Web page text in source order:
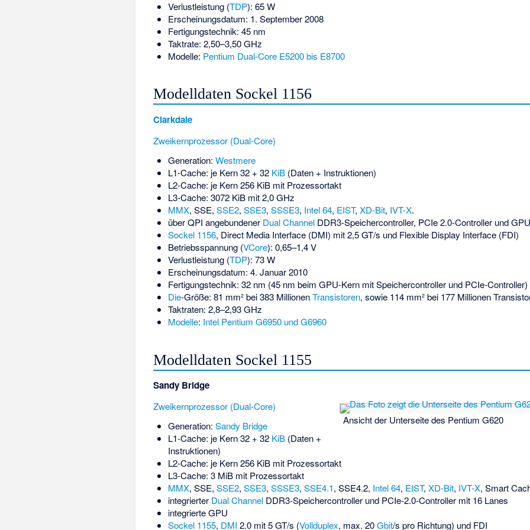
Verlustleistung (TDP): 65 W
Erscheinungsdatum: 1. September 2008
Fertigungstechnik: 45 nm
Taktrate: 2,50–3,50 GHz
Modelle: Pentium Dual-Core E5200 bis E8700
Modelldaten Sockel 1156
Clarkdale
Zweikernprozessor (Dual-Core)
Generation: Westmere
L1-Cache: je Kern 32 + 32 KiB(Daten + Instruktionen)
L2-Cache: je Kern 256 KiB mit Prozessortakt
L3-Cache: 3072 KiB mit 2,0 GHz
MMX, SSE, SSE2, SSE3, SSSE3, Intel 64, EIST, XD-Bit, IVT-X.
über QPI angebundener Dual ChannelDDR3-Speichercontroller, PCIe 2.0-Controller und GPU
Sockel 1156, Direct Media Interface (DMI) mit 2,5 GT/s und Flexible Display Interface (FDI)
Betriebsspannung (VCore): 0,65–1,4 V
Verlustleistung (TDP): 73 W
Erscheinungsdatum: 4. Januar 2010
Fertigungstechnik: 32 nm (45 nm beim GPU-Kern mit Speichercontroller und PCIe-Controller)
Die-Größe: 81 mm² bei 383 MillionenTransistoren, sowie 114 mm² bei 177 Millionen
Taktraten: 2,8–2,93 GHz
Modelle: Intel Pentium G6950 und G6960
Modelldaten Sockel 1155
Sandy Bridge
Ansicht der Unterseite des Pentium G620
Zweikernprozessor (Dual-Core)
Generation: Sandy Bridge
L1-Cache: je Kern 32 + 32 KiB(Daten +
Instruktionen)
L2-Cache: je Kern 256 KiB mit Prozessortakt
L3-Cache: 3 MiB mit Prozessortakt
MMX, SSE, SSE2, SSE3, SSSE3, SSE4.1, SSE4.2, Intel 64, EIST, XD-Bit, IVT-X, Smart
integrierter Dual ChannelDDR3-Speichercontroller und PCIe-2.0-Controller mit 16 Lanes
integrierte GPU
Sockel 1155, DMI 2.0 mit 5 GT/s (Vollduplex, max. 20Gbit/s pro Richtung) und FDI